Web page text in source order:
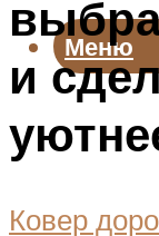
Меню
и
Ковер